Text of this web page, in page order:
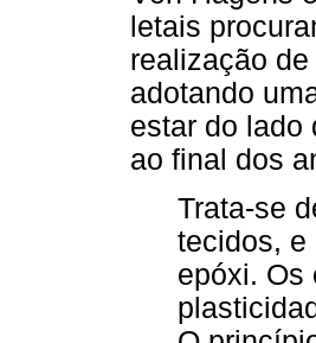
letais
realização
adotando
estar do lado
ao final dos
Trata-se
tecidos, e
epóxi. Os